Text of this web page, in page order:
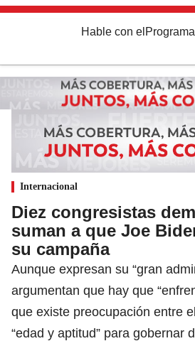
Hable con el Programa
Internacional
Diez congresistas
suman a que Joe
su campaña
Aunque expresan su “gran
argumentan que hay que
que existe preocupación entre
“edad y aptitud” para gobernar